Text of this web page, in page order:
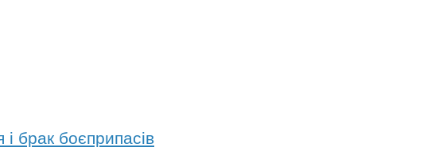
брак боєприпасів